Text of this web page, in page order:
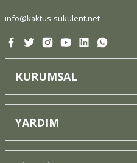
info@kaktus-sukulent.net
KURUMSAL
YARDIM